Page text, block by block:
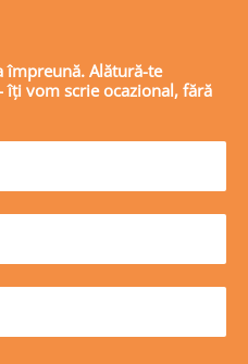
împreună. Alătură-te
vom scrie ocazional, fără